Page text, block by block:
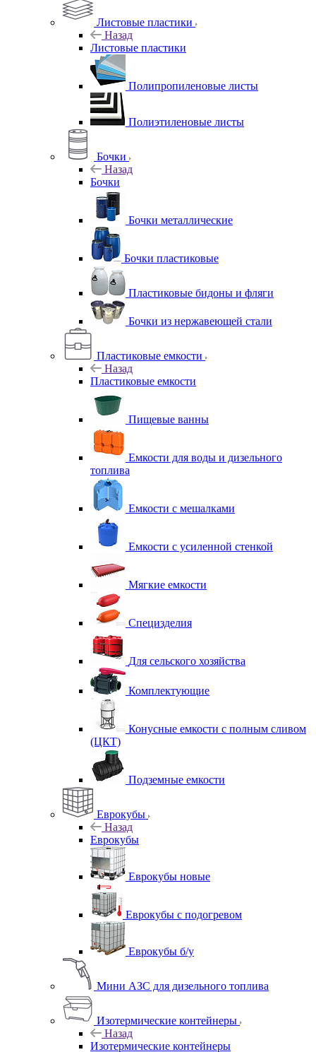
Листовые пластики
Назад
Листовые пластики
Полипропиленовые листы
Полиэтиленовые листы
Бочки
Назад
Бочки
Бочки металлические
Бочки пластиковые
Пластиковые бидоны и фляги
Бочки из нержавеющей стали
Пластиковые емкости
Назад
Пластиковые емкости
Пищевые ванны
Емкости для воды и дизельного
топлива
Емкости с мешалками
Емкости с усиленной стенкой
Мягкие емкости
Специзделия
Для сельского хозяйства
Комплектующие
Конусные емкости с полным сливом
(ЦКТ)
Подземные емкости
Еврокубы
Назад
Еврокубы
Еврокубы новые
Еврокубы с подогревом
Еврокубы б/у
Мини АЗС для дизельного топлива
Изотермические контейнеры
Назад
Изотермические контейнеры